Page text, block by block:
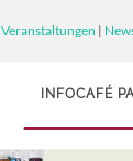
Veranstaltungen |
INFOCAFÉ